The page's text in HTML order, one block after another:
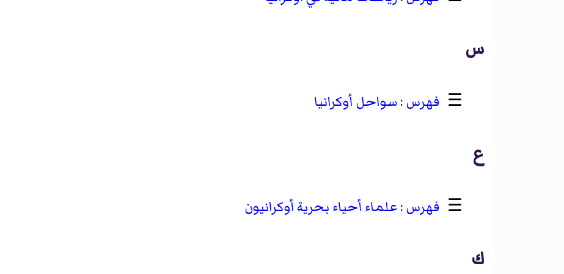
س
☰ سواحل أوكرانيا
ع
☰ علماء أحياء بحرية أوكرانيون
ك